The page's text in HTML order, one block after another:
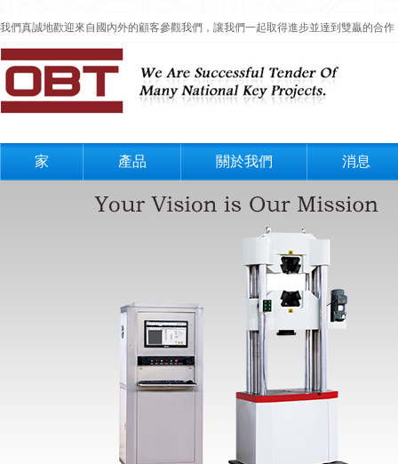
我們真誠地歡迎來自國內外的顧客參觀我們，讓我們一起取得進步並達到雙贏的合作
家 產品 關於我們 消息